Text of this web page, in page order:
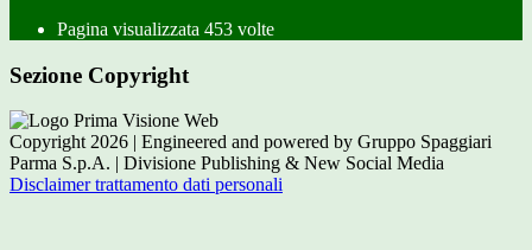
Pagina visualizzata 453 volte
Sezione Copyright
Copyright 2026 | Engineered and powered by Gruppo Spaggiari
Parma S.p.A. | Divisione Publishing & New Social Media
Disclaimer trattamento dati personali